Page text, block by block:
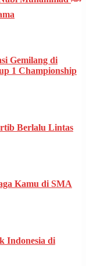
Gemilang di
1 Championship
Berlalu Lintas
Kamu di SMA
Indonesia di